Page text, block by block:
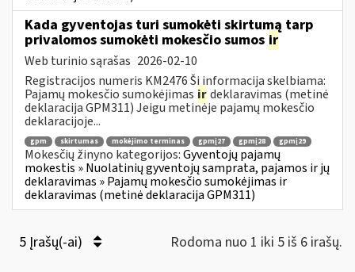
Kada gyventojas turi sumokėti skirtumą tarp
privalomos sumokėti mokesčio sumos ir
Web turinio sąrašas 2026-02-10
Registracijos numeris KM2476 Ši informacija skelbiama:
Pajamų mokesčio sumokėjimas irdeklaravimas (metinė
deklaracija GPM311) Jeigu metinėje pajamų mokesčio
deklaracijoje...
gpm skirtumas mokėjimo terminas gpmį27 gpmį28 gpmį29
Mokesčių žinyno kategorijos:Gyventojų pajamų
mokestis » Nuolatinių gyventojų samprata, pajamos ir jų
deklaravimas » Pajamų mokesčio sumokėjimas ir
deklaravimas (metinė deklaracija GPM311)
5 Įrašų(-ai) Rodoma nuo 1 iki 5 iš 6 irašų.